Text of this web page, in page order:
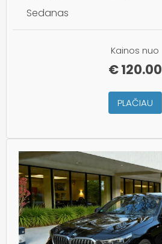
Sedanas
Kainos nuo
€120.00
PLAČIAU